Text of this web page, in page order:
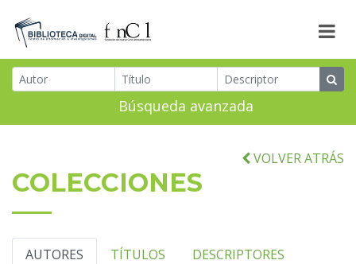
Búsqueda avanzada
VOLVER ATRÁS
COLECCIONES
AUTORES TÍTULOS DESCRIPTORES